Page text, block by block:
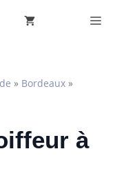
» Bordeaux »
à